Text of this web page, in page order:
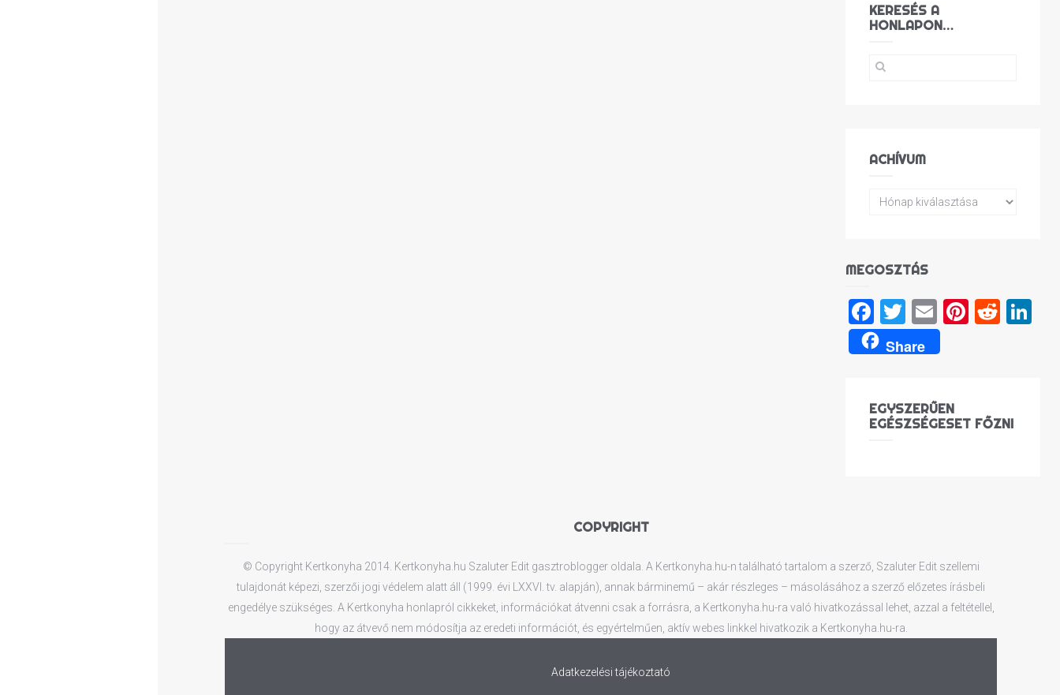
KERESÉS A
HONLAPON…
ACHÍVUM
MEGOSZTÁS
Facebook
Twitter
Email
Share
EGYSZERŰEN
EGÉSZSÉGESET FŐZNI
COPYRIGHT
© Copyright Kertkonyha 2014. Kertkonyha.hu Szaluter Edit gasztroblogger oldala. A Kertkonyha.hu-n található tartalom a szerző, Szaluter Edit szellemi
tulajdonát képezi, szerzői jogi védelem alatt áll (1999. évi LXXVI. tv. alapján), annak bárminemű – akár részleges – másolásához a szerző előzetes írásbeli
engedélye szükséges. A Kertkonyha honlapról cikkeket, információkat átvenni csak a forrásra, a Kertkonyha.hu-ra való hivatkozással lehet, azzal a feltétellel,
hogy az átvevő nem módosítja az eredeti információt, és egyértelműen, aktív webes linkkel hivatkozik a Kertkonyha.hu-ra.
Adatkezelési tájékoztató